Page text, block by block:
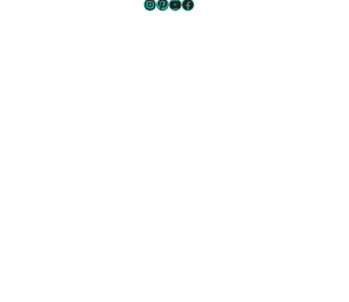
InstagramPinterest YouTube Facebook